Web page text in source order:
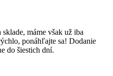
máme však už iba
ponáhľajte sa! Dodanie
do šiestich dní.